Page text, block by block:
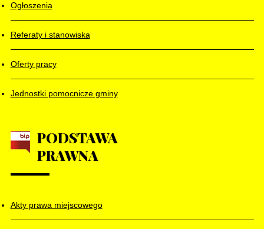
Ogłoszenia
Referaty i stanowiska
Oferty pracy
Jednostki pomocnicze gminy
PODSTAWA
PRAWNA
Akty prawa miejscowego